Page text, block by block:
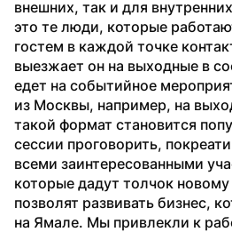
внешних, так и для
это те люди, которые
гостем в каждой точке
выезжает он на выходные в
едет на событийное
из Москвы, например, на
такой формат становится
сессии проговорить,
всеми заинтересованными
которые дадут толчок
позволят развивать бизнес,
на Ямале. Мы привлекли к